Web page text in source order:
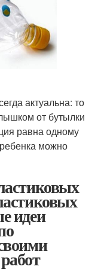
актуальна: то
от бутылки
равна одному
можно
идеи